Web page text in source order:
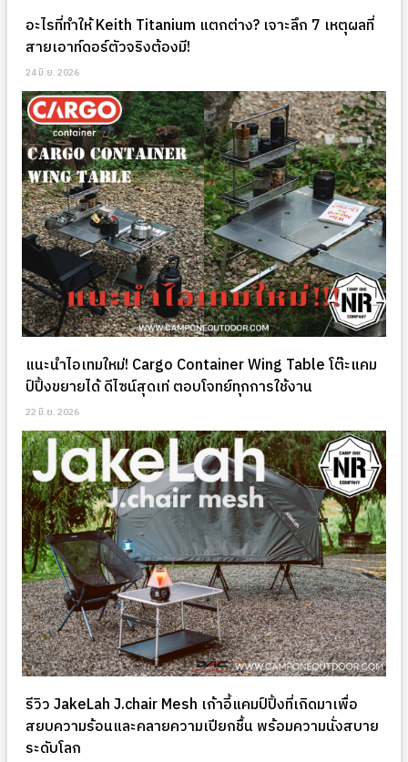
อะไรที่ทำให้ Keith Titanium แตกต่าง? เจาะลึก 7 เหตุผลที่
สายเอาท์ดอร์ตัวจริงต้องมี!
24 มิ.ย. 2026
แนะนำไอเทมใหม่! Cargo Container Wing Table โต๊ะแคม
ป์ปิ้งขยายได้ ดีไซน์สุดเท่ ตอบโจทย์ทุกการใช้งาน
22 มิ.ย. 2026
รีวิว JakeLah J.chair Mesh เก้าอี้แคมป์ปิ้งที่เกิดมาเพื่อ
สยบความร้อนและคลายความเปียกชื้น พร้อมความนั่งสบาย
ระดับโลก